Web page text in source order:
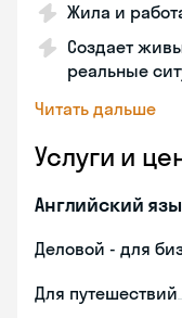
Жила и
Создает
реальные
Читать дальше
Услуги и
Английский
Деловой - для
Для путешествий